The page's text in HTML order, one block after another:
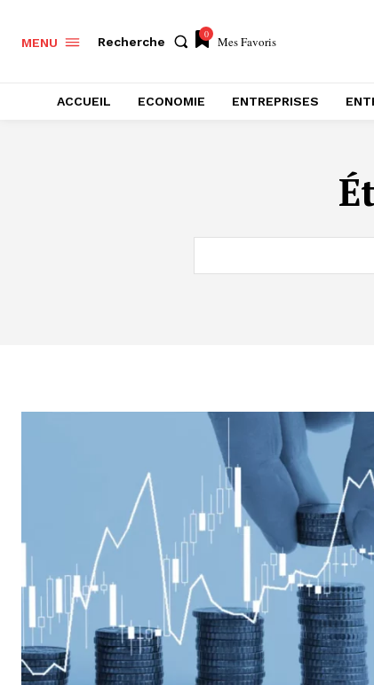
MENU Recherche
0 Mes Favoris
ACCUEIL ECONOMIE ENTREPRISES